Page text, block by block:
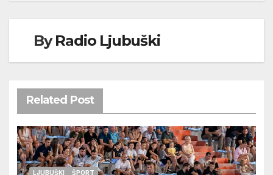
ByRadio Ljubuški
Related Post
LJUBUŠKI ŠPORT